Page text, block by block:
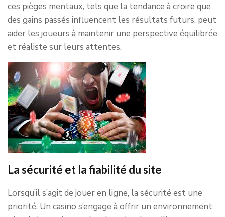
ces pièges mentaux, tels que la tendance à croire que
des gains passés influencent les résultats futurs, peut
aider les joueurs à maintenir une perspective équilibrée
et réaliste sur leurs attentes.
La sécurité et la fiabilité du site
Lorsqu’il s’agit de jouer en ligne, la sécurité est une
priorité. Un casino s’engage à offrir un environnement